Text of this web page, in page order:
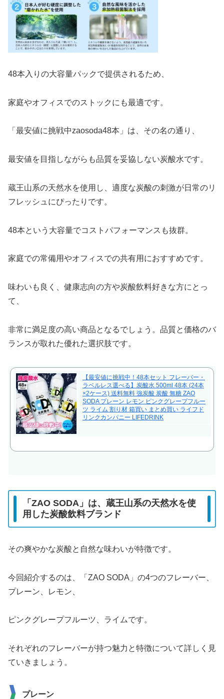
48本入りの大容量パックで提供されるため、
家庭やオフィスでのストックにも最適です。
「最安値に挑戦中zaosoda48本」は、その名の通り、
最安値を目指しながらも品質を妥協しない炭酸水です。
蔵王山系の天然水を使用し、適度な炭酸の刺激が日常のリ
フレッシュにぴったりです。
48本という大容量でコストパフォーマンスも抜群。
家庭での常備用やオフィスでの共有用におすすめです。
味わいも良く、健康志向の方や炭酸飲料好きな方にとっ
て、
非常に満足度の高い商品となるでしょう。品質と価格のバ
ランスが取れた優れた選択肢です。
【最安値に挑戦中！48本セット フレーバー・
ラベルレス選べる】炭酸水 500ml 48本 (24本
×2ケース) 送料無料 強炭酸 炭酸 無糖 ZAO
SODA プレーン レモン ピンクグレープフルー
ツ ライム 割り材 箱買い まとめ買い ライフド
リンクカンパニー LIFEDRINK
「ZAO SODA」は、蔵王山系の天然水を使
用した炭酸飲料ブランド
その爽やかな炭酸と自然な味わいが特徴です。
今回紹介するのは、「ZAO SODA」の4つのフレーバー、
プレーン、レモン、
ピンクグレープフルーツ、ライムです。
それぞれのフレーバーが持つ魅力と特徴について詳しく見
ていきましょう。
プレーン